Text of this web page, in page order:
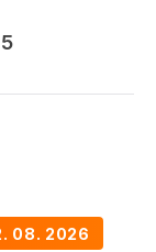
08. 2026